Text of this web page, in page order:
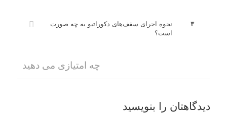
۳
نحوه اجرای سقف‌های دکوراتیو به چه صورت
است؟
چه امتیازی می دهید
دیدگاهتان را بنویسید